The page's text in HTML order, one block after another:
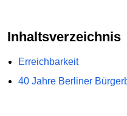
Inhaltsverzeichnis
Erreichbarkeit
40 Jahre Berliner